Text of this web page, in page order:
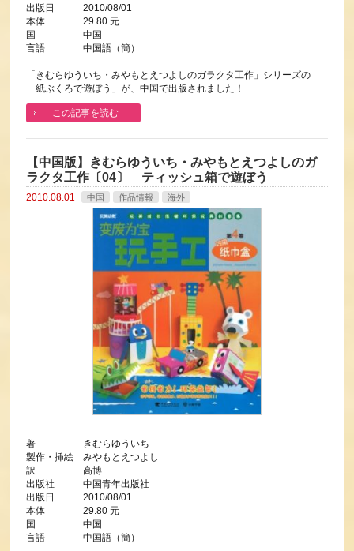
出版日 2010/08/01
本体 29.80 元
国 中国
言語 中国語（簡）
「きむらゆういち・みやもとえつよしのガラクタ工作」シリーズの
「紙ぶくろで遊ぼう」が、中国で出版されました！
この記事を読む
【中国版】きむらゆういち・みやもとえつよしのガ
ラクタ工作〔04〕 ティッシュ箱で遊ぼう
2010.08.01 中国 作品情報 海外
著 きむらゆういち
製作・挿絵 みやもとえつよし
訳 高博
出版社 中国青年出版社
出版日 2010/08/01
本体 29.80 元
国 中国
言語 中国語（簡）